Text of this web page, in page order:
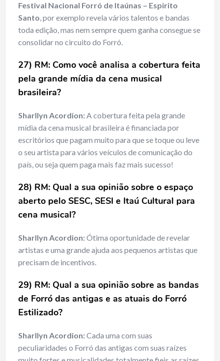
Festival Nacional Forró de Itaúnas – Espirito
Santo, por exemplo revela vários talentos e bandas
toda edição, mas nem sempre quem ganha consegue se
consolidar no circuito do Forró.
27) RM: Como você analisa a cobertura feita
pela grande mídia da cena musical
brasileira?
Sharllyn Acordion:A cobertura feita pela grande
mídia da cena musical brasileira é financiada por
escritórios que pagam muito para que se toque ou leve
o seu artista para vários veículos de comunicação do
país, ou seja quem paga mais faz mais sucesso!
28) RM: Qual a sua opinião sobre o espaço
aberto pelo SESC, SESI e Itaú Cultural para
cena musical?
Sharllyn Acordion:Ótima oportunidade de revelar
artistas e uma grande ajuda aos pequenos artistas que
precisam de incentivos.
29) RM: Qual a sua opinião sobre as bandas
de Forró das antigas e as atuais do Forró
Estilizado?
Sharllyn Acordion:Cada uma com suas
peculiaridades o Forró das antigas com suas raízes